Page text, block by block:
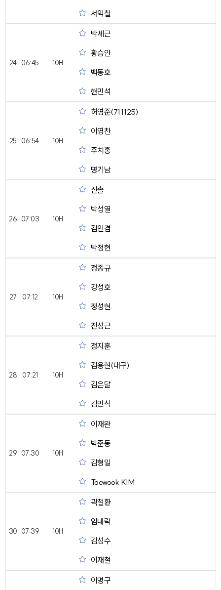
서익철
24 06:45 10H
박세근
황승안
백동호
현민석
25 06:54 10H
허영준(711125)
이영찬
주치홍
명기남
26 07:03 10H
신솔
박성열
김인겸
박정현
27 07:12 10H
정종규
강성호
정성현
진성근
28 07:21 10H
정지훈
김용현(대구)
김은달
김민식
29 07:30 10H
이재완
박준동
김형일
Taewook KIM
30 07:39 10H
곽철환
임내락
김성수
이재철
이명구